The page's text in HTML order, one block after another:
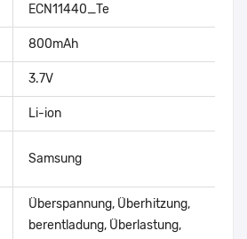
ECN11440_Te
800mAh
3.7V
Li-ion
Samsung
Überspannung, Überhitzung,
berentladung, Überlastung,